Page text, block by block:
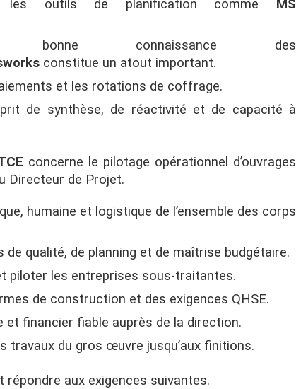
outils de planification comme MS
connaissance des
constitue un atout important.
et les rotations de coffrage.
de synthèse, de réactivité et de capacité à
concerne le pilotage opérationnel d’ouvrages
Directeur de Projet.
humaine et logistique de l’ensemble des corps
qualité, de planning et de maîtrise budgétaire.
piloter les entreprises sous-traitantes.
de construction et des exigences QHSE.
financier fiable auprès de la direction.
travaux du gros œuvre jusqu’aux finitions.
aux exigences suivantes.